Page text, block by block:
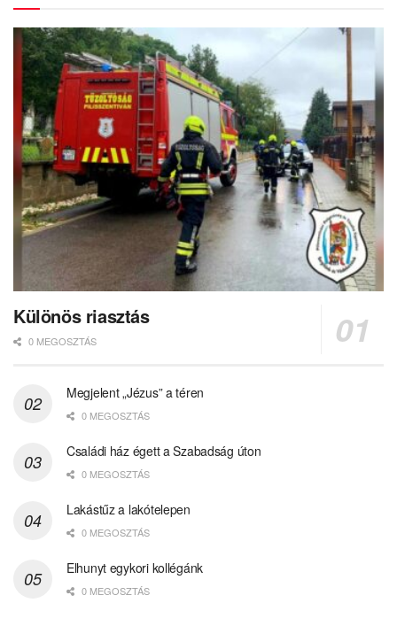
Különös riasztás
0 MEGOSZTÁS
Megjelent „Jézus” a téren
0 MEGOSZTÁS
Családi ház égett a Szabadság úton
0 MEGOSZTÁS
Lakástűz a lakótelepen
0 MEGOSZTÁS
Elhunyt egykori kollégánk
0 MEGOSZTÁS